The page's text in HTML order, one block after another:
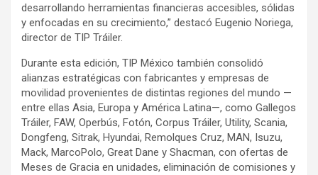
desarrollando herramientas financieras accesibles, sólidas
y enfocadas en su crecimiento,” destacó Eugenio Noriega,
director de TIP Tráiler.
Durante esta edición, TIP México también consolidó
alianzas estratégicas con fabricantes y empresas de
movilidad provenientes de distintas regiones del mundo —
entre ellas Asia, Europa y América Latina—, como Gallegos
Tráiler, FAW, Operbús, Fotón, Corpus Tráiler, Utility, Scania,
Dongfeng, Sitrak, Hyundai, Remolques Cruz, MAN, Isuzu,
Mack, MarcoPolo, Great Dane y Shacman, con ofertas de
Meses de Gracia en unidades, eliminación de comisiones y